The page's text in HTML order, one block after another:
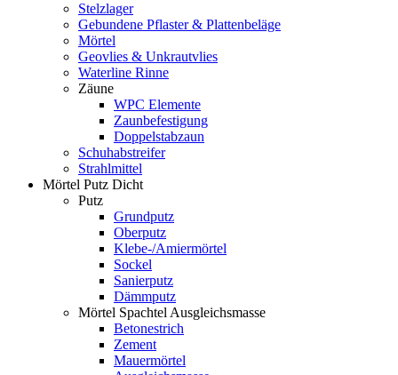
Stelzlager
Gebundene Pflaster & Plattenbeläge
Mörtel
Geovlies & Unkrautvlies
Waterline Rinne
Zäune
WPC Elemente
Zaunbefestigung
Doppelstabzaun
Schuhabstreifer
Strahlmittel
Mörtel Putz Dicht
Putz
Grundputz
Oberputz
Klebe-/Amiermörtel
Sockel
Sanierputz
Dämmputz
Mörtel Spachtel Ausgleichsmasse
Betonestrich
Zement
Mauermörtel